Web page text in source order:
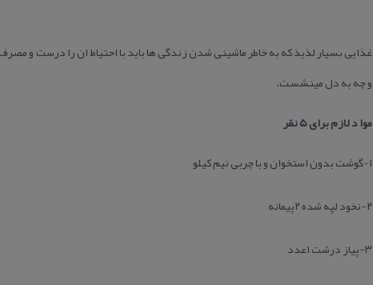
غذایی بسیار لذیذ كه به خاطر ماشینی شدن زندگی ها باید با احتیاط ان را درست و
و چه به دل مینشست.
موا د لازم برای ۵ نقر
۱-گوشت بدون استخوان و با چربی نیم كیلو
۲-نخود لپه شده ۲پیمانه
۳-پیاز درشت ۱عدد